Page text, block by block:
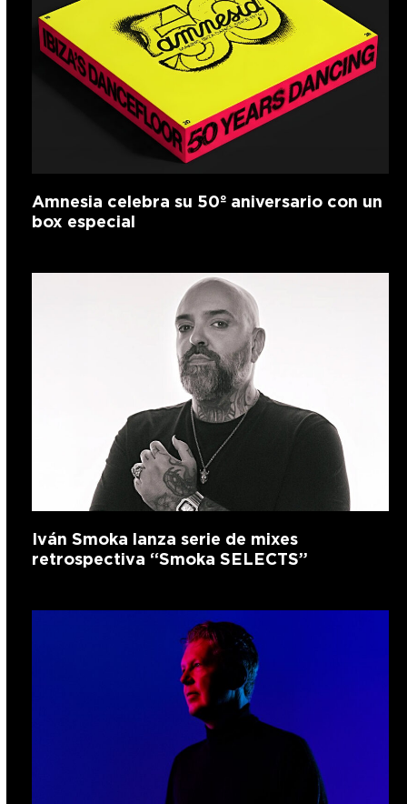
Amnesia celebra su 50º aniversario con un
box especial
Iván Smoka lanza serie de mixes
retrospectiva “Smoka SELECTS”